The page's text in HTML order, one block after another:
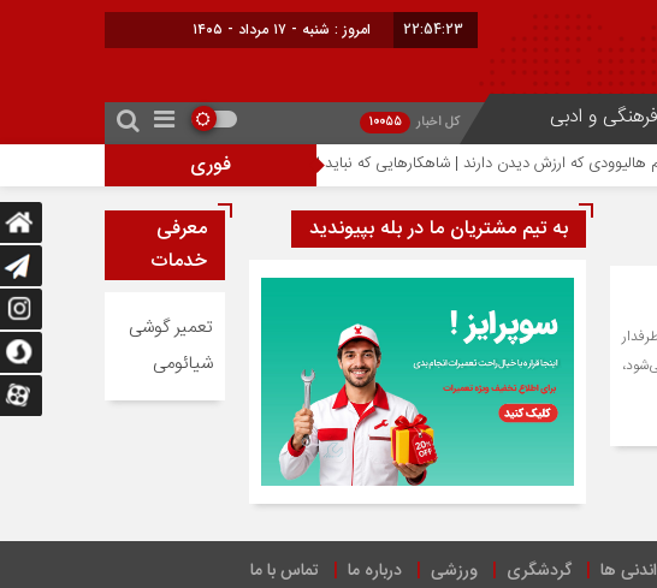
22:54:23 امروز : شنبه - ۱۷ مرداد - ۱۴۰۵
فرهنگی و ادبی کل اخبار 10055
فوری
احتمال افزایش ۳۰۰ دلاری قیمت آیفون ۱۸ پرو؛ تراشه ۲ نانومتری عامل گرانی آیفون‌های جدید اپل
پرطرفدار
به تیم مشتریان ما در بله بپیوندید
معرفی
خدمات
تعمیر گوشی
شیائومی
ها گردشگری ورزشی درباره ما تماس با ما